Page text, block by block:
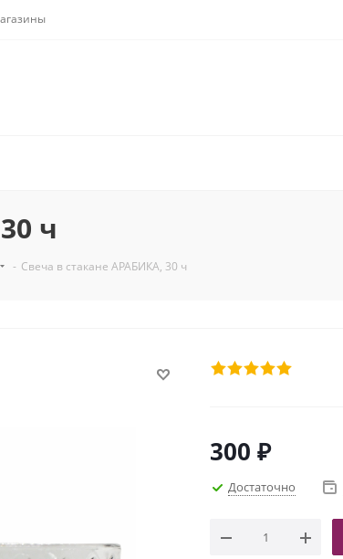
ч
- Свеча в стакане АРАБИКА, 30 ч
300 ₽
Достаточно